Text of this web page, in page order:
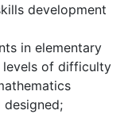
development
in elementary
levels of difficulty